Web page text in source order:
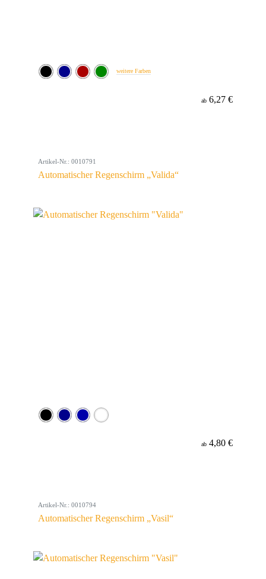
weitere Farben
ab 6,27 €
Artikel-Nr.: 0010791
Automatischer Regenschirm „Valida“
ab 4,80 €
Artikel-Nr.: 0010794
Automatischer Regenschirm „Vasil“